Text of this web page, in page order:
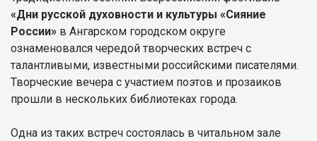
«Дни русской духовности и культуры «Сияние
России» в Ангарском городском округе
ознаменовался чередой творческих встреч с
талантливыми, известными российскими писателями.
Творческие вечера с участием поэтов и прозаиков
прошли в нескольких библиотеках города.
Одна из таких встреч состоялась в читальном зале